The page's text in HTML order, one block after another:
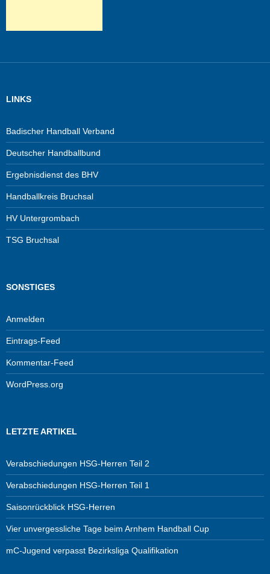
LINKS
Badischer Handball Verband
Deutscher Handballbund
Ergebnisdienst des BHV
Handballkreis Bruchsal
HV Untergrombach
TSG Bruchsal
SONSTIGES
Anmelden
Eintrags-Feed
Kommentar-Feed
WordPress.org
LETZTE ARTIKEL
Verabschiedungen HSG-Herren Teil 2
Verabschiedungen HSG-Herren Teil 1
Saisonrückblick HSG-Herren
Vier unvergessliche Tage beim Arnhem Handball Cup
mC-Jugend verpasst Bezirksliga Qualifikation